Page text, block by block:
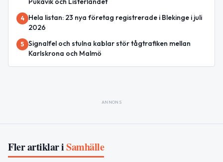
4
Hela listan: 23 nya företag registrerade i Blekinge i juli
2026
5 Signalfel och stulna kablar stör tågtrafiken mellan
Karlskrona och Malmö
ANNONS
Fler artiklar iSamhälle